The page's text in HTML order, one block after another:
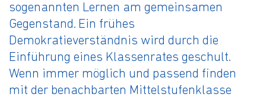
sogenannten Lernen am gemeinsamen
Gegenstand. Ein frühes
Demokratieverständnis wird durch die
Einführung eines Klassenrates geschult.
Wenn immer möglich und passend finden
mit der benachbarten Mittelstufenklasse